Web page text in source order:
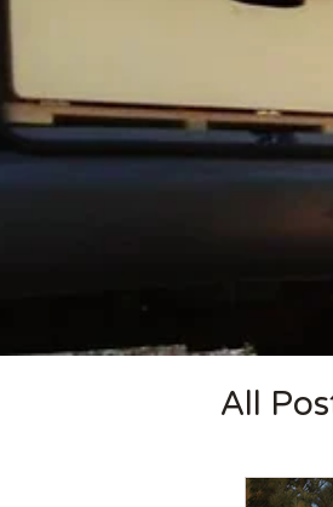
All